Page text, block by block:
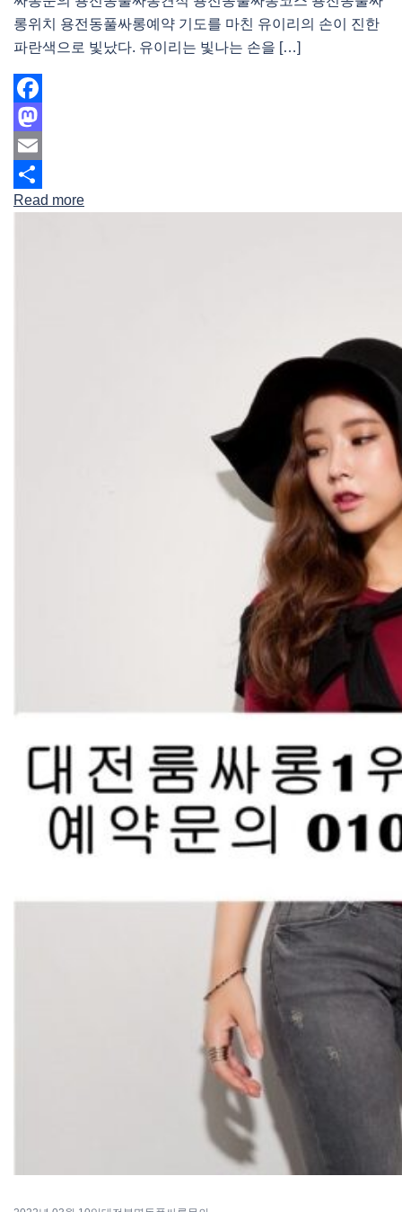
롱위치 용전동풀싸롱예약 기도를 마친 유이리의 손이 진한
파란색으로 빛났다. 유이리는 빛나는 손을 […]
Facebook
Mastodon
Email
Share
Read more